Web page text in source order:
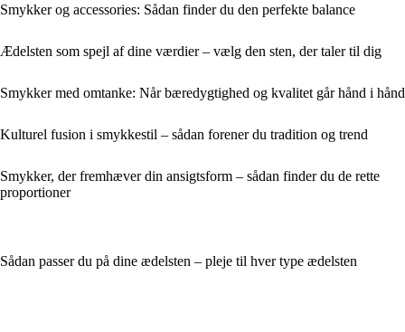
Smykker og accessories: Sådan finder du den perfekte balance
Ædelsten som spejl af dine værdier – vælg den sten, der taler til dig
Smykker med omtanke: Når bæredygtighed og kvalitet går hånd i hånd
Kulturel fusion i smykkestil – sådan forener du tradition og trend
Smykker, der fremhæver din ansigtsform – sådan finder du de rette
proportioner
Sådan passer du på dine ædelsten – pleje til hver type ædelsten